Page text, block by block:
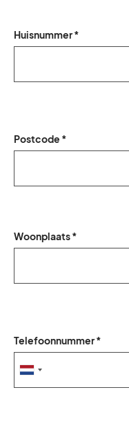
Huisnummer *
Postcode *
Woonplaats *
Telefoonnummer *